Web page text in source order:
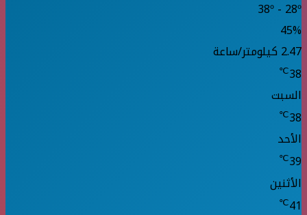
38º - 28º
45%
2.47 كيلومتر/ساعة
38
℃
السبت
38
℃
الأحد
39
℃
الأثنين
41
℃